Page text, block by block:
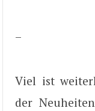
–
Viel ist
der